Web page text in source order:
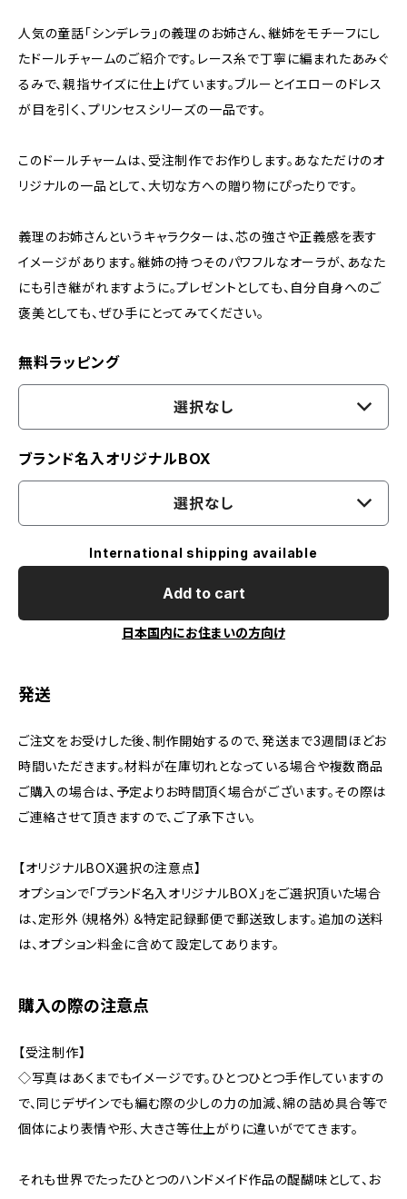
人気の童話「シンデレラ」の義理のお姉さん、継姉をモチーフにし
たドールチャームのご紹介です。レース糸で丁寧に編まれたあみぐ
るみで、親指サイズに仕上げています。ブルーとイエローのドレス
が目を引く、プリンセスシリーズの一品です。
このドールチャームは、受注制作でお作りします。あなただけのオ
リジナルの一品として、大切な方への贈り物にぴったりです。
義理のお姉さんというキャラクターは、芯の強さや正義感を表す
イメージがあります。継姉の持つそのパワフルなオーラが、あなた
にも引き継がれますように。プレゼントとしても、自分自身へのご
褒美としても、ぜひ手にとってみてください。
無料ラッピング
選択なし
ブランド名入オリジナルBOX
選択なし
International shipping available
Add to cart
日本国内にお住まいの方向け
発送
ご注文をお受けした後、制作開始するので、発送まで3週間ほどお
時間いただきます。材料が在庫切れとなっている場合や複数商品
ご購入の場合は、予定よりお時間頂く場合がございます。その際は
ご連絡させて頂きますので、ご了承下さい。
【オリジナルBOX選択の注意点】
オプションで「ブランド名入オリジナルBOX」をご選択頂いた場合
は、定形外（規格外）＆特定記録郵便で郵送致します。追加の送料
は、オプション料金に含めて設定してあります。
購入の際の注意点
【受注制作】
◇写真はあくまでもイメージです。ひとつひとつ手作していますの
で、同じデザインでも編む際の少しの力の加減、綿の詰め具合等で
個体により表情や形、大きさ等仕上がりに違いがでてきます。
それも世界でたったひとつのハンドメイド作品の醍醐味として、お